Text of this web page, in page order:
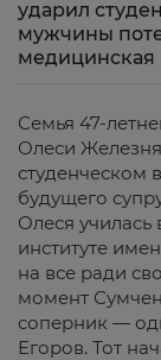
ударил
мужчины
Семья 47-
Олеси
студенческом
будущего
Олеся
институте
на все ради
момент
соперник —
Егоров. Тот